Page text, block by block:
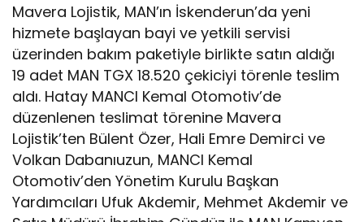
Mavera Lojistik, MAN’ın İskenderun’da yeni
hizmete başlayan bayi ve yetkili servisi
üzerinden bakım paketiyle birlikte satın aldığı
19 adet MAN TGX 18.520 çekiciyi törenle teslim
aldı. Hatay MANCI Kemal Otomotiv’de
düzenlenen teslimat törenine Mavera
Lojistik’ten Bülent Özer, Hali Emre Demirci ve
Volkan Dabanıuzun, MANCI Kemal
Otomotiv’den Yönetim Kurulu Başkan
Yardımcıları Ufuk Akdemir, Mehmet Akdemir ve